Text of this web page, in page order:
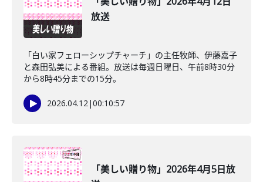
放送
「白い家フェローシップチャーチ」の主任牧師、伊藤嘉子
と森田弘美による番組。放送は毎週日曜日、午前8時30分
から8時45分までの15分。
2026.04.12|00:10:57
「美しい贈り物」2026年4月5日放